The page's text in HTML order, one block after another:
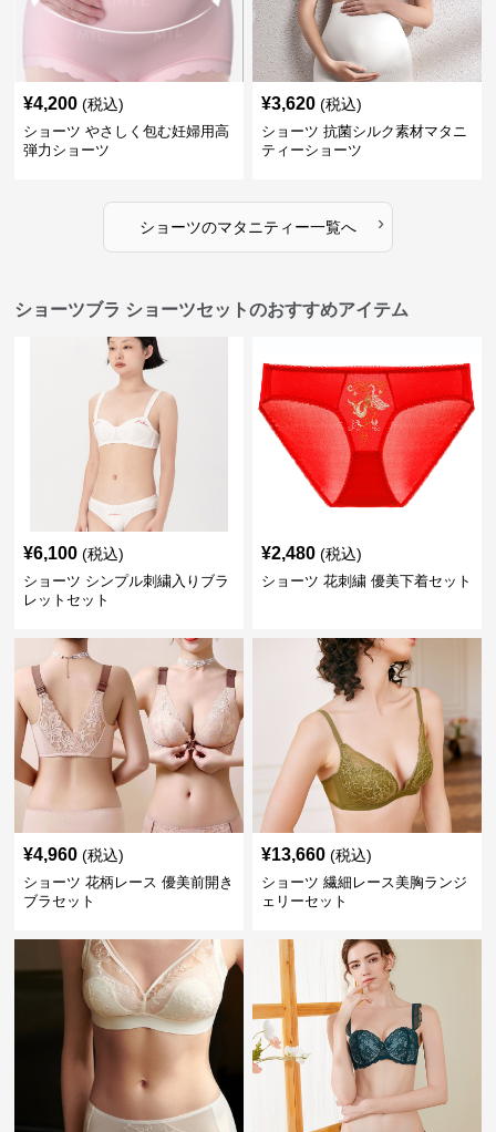
¥4,200 (税込)
ショーツ やさしく包む妊婦用高
弾力ショーツ
¥3,620 (税込)
ショーツ 抗菌シルク素材マタニ
ティーショーツ
ショーツのマタニティー一覧へ ›
ショーツブラ ショーツセットのおすすめアイテム
¥6,100 (税込)
ショーツ シンプル刺繍入りブラ
レットセット
¥2,480 (税込)
ショーツ 花刺繍 優美下着セット
¥4,960 (税込)
ショーツ 花柄レース 優美前開き
ブラセット
¥13,660 (税込)
ショーツ 繊細レース美胸ランジ
ェリーセット